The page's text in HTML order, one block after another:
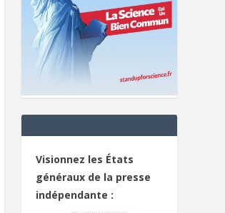
Visionnez les États
généraux de la presse
indépendante :